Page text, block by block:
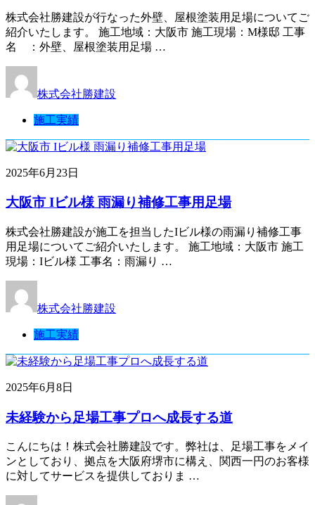
株式会社勝建設が行なった外壁、屋根塗装用足場についてご
紹介いたします。 施工地域：大阪市 施工現場：M様邸 工事
名 ：外壁、屋根塗装用足場 …
株式会社勝建設
施工実績
2025年6月23日
大阪市 Iビル様 雨漏り補修工事用足場
株式会社勝建設が施工を担当したIビル様の雨漏り補修工事
用足場についてご紹介いたします。 施工地域：大阪市 施工
現場：Iビル様 工事名：雨漏り …
株式会社勝建設
施工実績
2025年6月8日
未経験から足場工事プロへ成長する道
こんにちは！株式会社勝建設です。弊社は、足場工事をメイ
ンとしており、拠点を大阪府堺市に構え、関西一円のお客様
に対してサービスを提供しておりま …